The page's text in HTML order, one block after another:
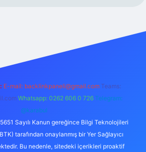
E-mail: backlinkpaneli@gmail.com Teams:
Whatsapp: 0262 606 0 726 Telegram:
@karabul
Sayılı Kanun gereğince Bilgi Teknolojileri
tarafından onaylanmış bir Yer Sağlayıcı
Bu nedenle, sitedeki içerikleri proaktif